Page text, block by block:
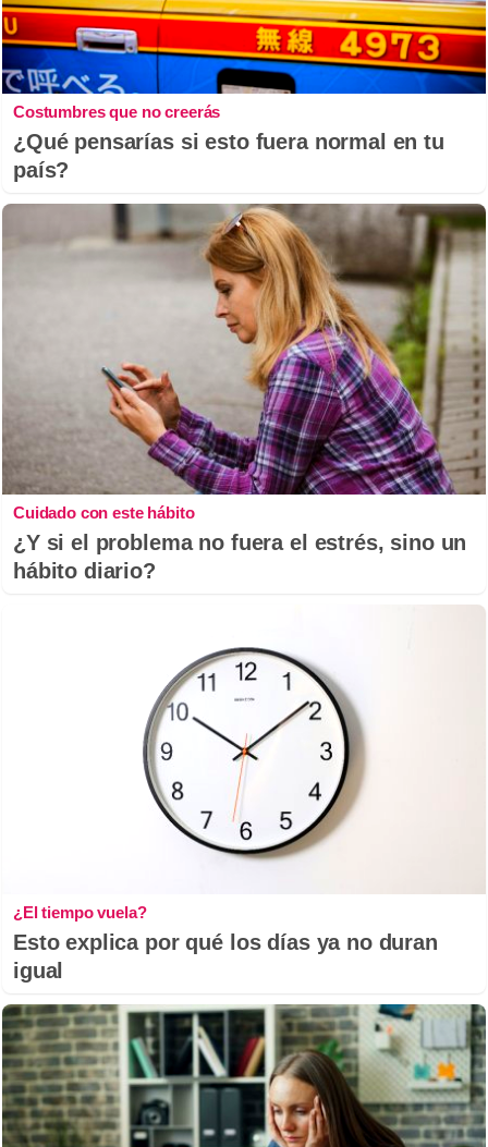
Costumbres que no creerás
¿Qué pensarías si esto fuera normal en tu
país?
Cuidado con este hábito
¿Y si el problema no fuera el estrés, sino un
hábito diario?
¿El tiempo vuela?
Esto explica por qué los días ya no duran
igual